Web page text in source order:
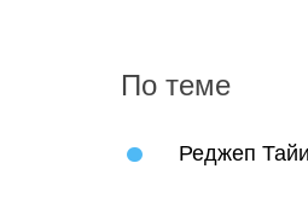
По теме
Реджеп